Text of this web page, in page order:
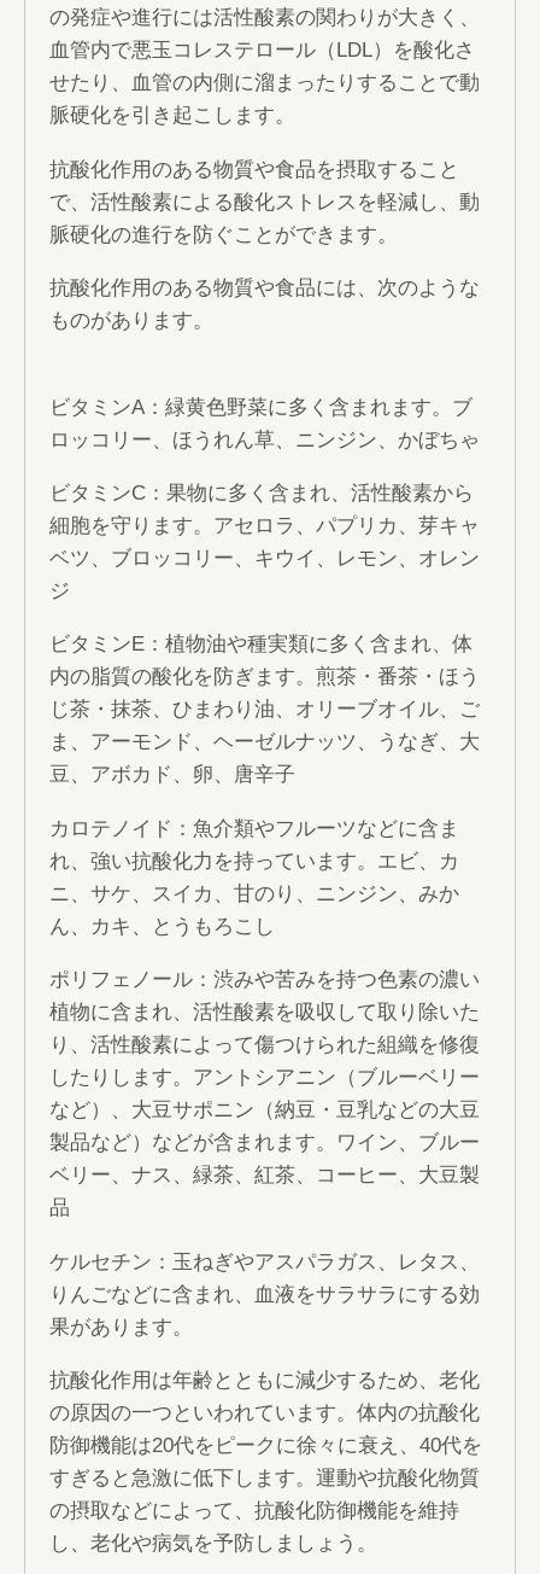
の発症や進行には活性酸素の関わりが大きく、
血管内で悪玉コレステロール（LDL）を酸化さ
せたり、血管の内側に溜まったりすることで動
脈硬化を引き起こします。
抗酸化作用のある物質や食品を摂取すること
で、活性酸素による酸化ストレスを軽減し、動
脈硬化の進行を防ぐことができます。
抗酸化作用のある物質や食品には、次のような
ものがあります。
ビタミンA：緑黄色野菜に多く含まれます。ブ
ロッコリー、ほうれん草、ニンジン、かぼちゃ
ビタミンC：果物に多く含まれ、活性酸素から
細胞を守ります。アセロラ、パプリカ、芽キャ
ベツ、ブロッコリー、キウイ、レモン、オレン
ジ
ビタミンE：植物油や種実類に多く含まれ、体
内の脂質の酸化を防ぎます。煎茶・番茶・ほう
じ茶・抹茶、ひまわり油、オリーブオイル、ご
ま、アーモンド、ヘーゼルナッツ、うなぎ、大
豆、アボカド、卵、唐辛子
カロテノイド：魚介類やフルーツなどに含ま
れ、強い抗酸化力を持っています。エビ、カ
ニ、サケ、スイカ、甘のり、ニンジン、みか
ん、カキ、とうもろこし
ポリフェノール：渋みや苦みを持つ色素の濃い
植物に含まれ、活性酸素を吸収して取り除いた
り、活性酸素によって傷つけられた組織を修復
したりします。アントシアニン（ブルーベリー
など）、大豆サポニン（納豆・豆乳などの大豆
製品など）などが含まれます。 ワイン、ブルー
ベリー、ナス、緑茶、紅茶、コーヒー、大豆製
品
ケルセチン：玉ねぎやアスパラガス、レタス、
りんごなどに含まれ、血液をサラサラにする効
果があります。
抗酸化作用は年齢とともに減少するため、老化
の原因の一つといわれています。体内の抗酸化
防御機能は20代をピークに徐々に衰え、40代を
すぎると急激に低下します。運動や抗酸化物質
の摂取などによって、抗酸化防御機能を維持
し、老化や病気を予防しましょう。